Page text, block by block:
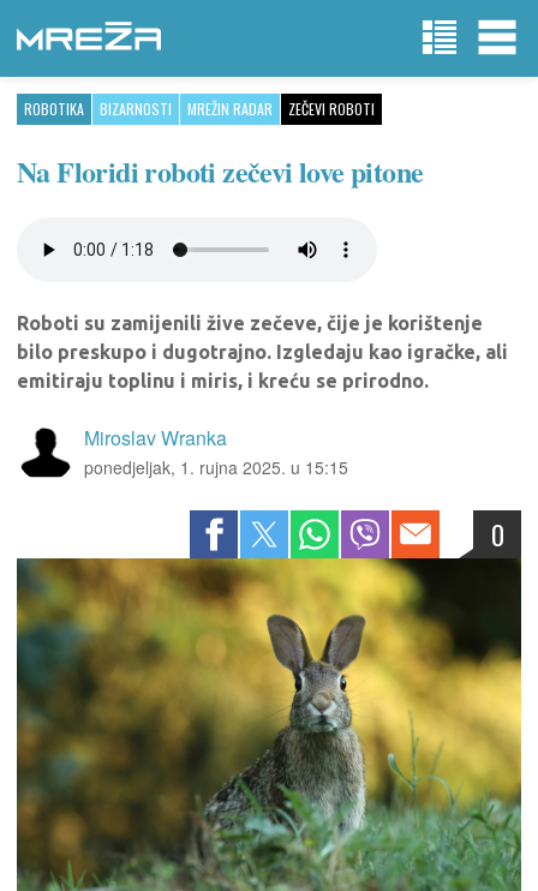
ROBOTIKA BIZARNOSTI MREŽIN RADAR ZEČEVI ROBOTI
Na Floridi roboti zečevi love pitone
Roboti su zamijenili žive zečeve, čije je korištenje
bilo preskupo i dugotrajno. Izgledaju kao igračke, ali
emitiraju toplinu i miris, i kreću se prirodno.
Miroslav Wranka
ponedjeljak, 1. rujna 2025. u 15:15
0